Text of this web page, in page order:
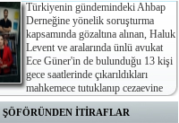
Türkiyenin gündemindeki Ahbap
Derneğine yönelik soruşturma
kapsamında gözaltına alınan, Haluk
Levent ve aralarında ünlü avukat
Ece Güner'in de bulunduğu 13 kişi
gece saatlerinde çıkarıldıkları
mahkemece tutuklanıp cezaevine
İTİRAFLAR